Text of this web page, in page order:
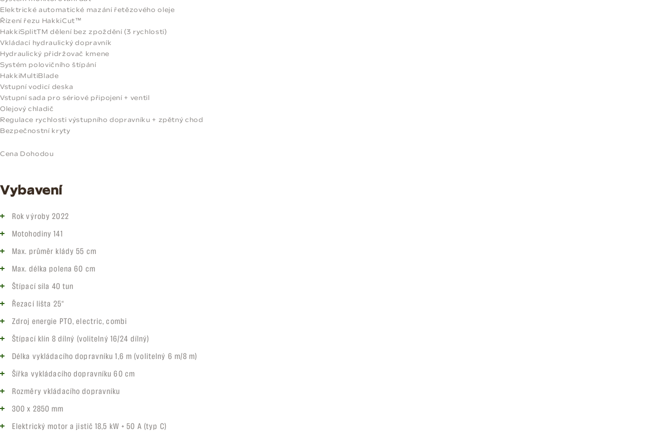
Elektrické automatické mazání řetězového oleje
Řízení řezu HakkiCut™
HakkiSplitTM dělení bez zpoždění (3 rychlosti)
Vkládací hydraulický dopravník
Hydraulický přidržovač kmene
Systém polovičního štípání
HakkiMultiBlade
Vstupní vodicí deska
Vstupní sada pro sériové připojení + ventil
Olejový chladič
Regulace rychlosti výstupního dopravníku + zpětný chod
Bezpečnostní kryty
Cena Dohodou
Vybavení
Rok výroby 2022
Motohodiny 141
Max. průměr klády 55 cm
Max. délka polena 60 cm
Štípací síla 40 tun
Řezací lišta 25“
Zdroj energie PTO, electric, combi
Štípací klín 8 dílný (volitelný 16/24 dílný)
Délka vykládacího dopravníku 1,6 m (volitelný 6 m/8 m)
Šířka vykládacího dopravníku 60 cm
Rozměry vkládacího dopravníku
300 x 2850 mm
Elektrický motor a jistič 18,5 kW + 50 A (typ C)